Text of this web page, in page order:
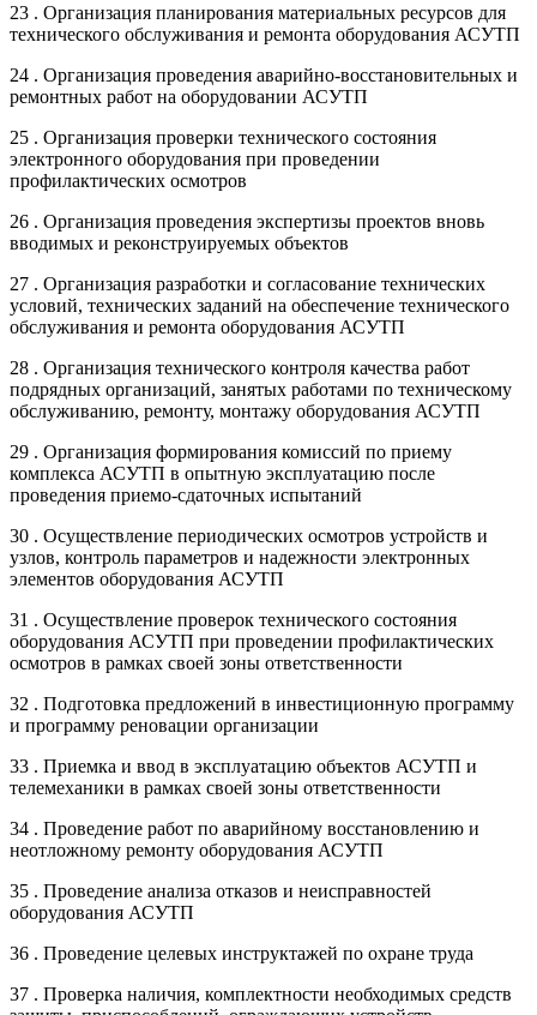
23 . Организация планирования материальных ресурсов для
технического обслуживания и ремонта оборудования АСУТП
24 . Организация проведения аварийно-восстановительных и
ремонтных работ на оборудовании АСУТП
25 . Организация проверки технического состояния
электронного оборудования при проведении
профилактических осмотров
26 . Организация проведения экспертизы проектов вновь
вводимых и реконструируемых объектов
27 . Организация разработки и согласование технических
условий, технических заданий на обеспечение технического
обслуживания и ремонта оборудования АСУТП
28 . Организация технического контроля качества работ
подрядных организаций, занятых работами по техническому
обслуживанию, ремонту, монтажу оборудования АСУТП
29 . Организация формирования комиссий по приему
комплекса АСУТП в опытную эксплуатацию после
проведения приемо-сдаточных испытаний
30 . Осуществление периодических осмотров устройств и
узлов, контроль параметров и надежности электронных
элементов оборудования АСУТП
31 . Осуществление проверок технического состояния
оборудования АСУТП при проведении профилактических
осмотров в рамках своей зоны ответственности
32 . Подготовка предложений в инвестиционную программу
и программу реновации организации
33 . Приемка и ввод в эксплуатацию объектов АСУТП и
телемеханики в рамках своей зоны ответственности
34 . Проведение работ по аварийному восстановлению и
неотложному ремонту оборудования АСУТП
35 . Проведение анализа отказов и неисправностей
оборудования АСУТП
36 . Проведение целевых инструктажей по охране труда
37 . Проверка наличия, комплектности необходимых средств